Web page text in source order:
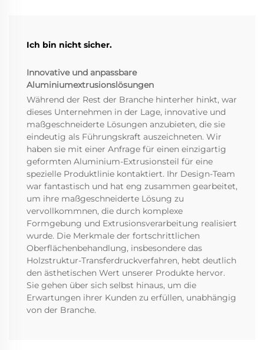
Ich bin nicht sicher.
Innovative und anpassbare
Aluminiumextrusionslösungen
Während der Rest der Branche hinterher hinkt, war
dieses Unternehmen in der Lage, innovative und
maßgeschneiderte Lösungen anzubieten, die sie
eindeutig als Führungskraft auszeichneten. Wir
haben sie mit einer Anfrage für einen einzigartig
geformten Aluminium-Extrusionsteil für eine
spezielle Produktlinie kontaktiert. Ihr Design-Team
war fantastisch und hat eng zusammen gearbeitet,
um ihre maßgeschneiderte Lösung zu
vervollkommnen, die durch komplexe
Formgebung und Extrusionsverarbeitung realisiert
wurde. Die Merkmale der fortschrittlichen
Oberflächenbehandlung, insbesondere das
Holzstruktur-Transferdruckverfahren, hebt deutlich
den ästhetischen Wert unserer Produkte hervor.
Sie gehen über sich selbst hinaus, um die
Erwartungen ihrer Kunden zu erfüllen, unabhängig
von der Branche.